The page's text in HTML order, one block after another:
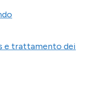
e trattamento dei